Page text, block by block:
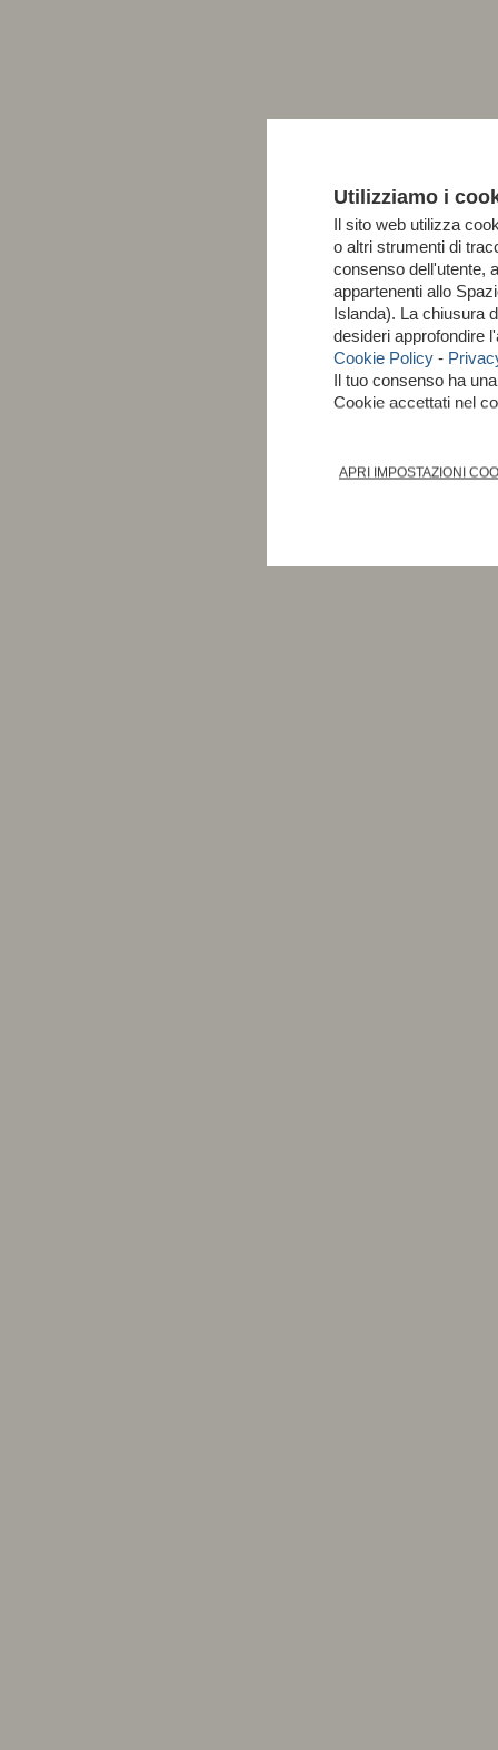
Utilizziamo i
Il sito web utilizza
o altri strumenti di
consenso dell'utente,
appartenenti allo
Islanda). La chiusura
desideri approfondire
Cookie Policy -
Il tuo consenso ha
Cookie accettati nel
APRI IMPOSTAZIONI